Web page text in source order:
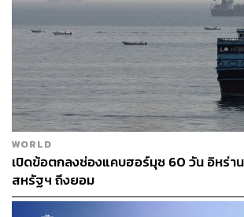
เบลเยียม 77.9%
เนเธอร์แลนด์ 65.8%
อิตาลี 58.5%
เยอรมนี 54.2%
ฝรั่งเศส 44.5%
สวิตเซอร์แลนด์ 38.2%
สหราชอาณาจักร 30.7%
สวีเดน 19.7%
สหรัฐฯ -3.7%
แคนาดา -84.5%
WORLD
เปิดข้อตกลงช่องแคบฮอร์มุซ 60 วัน อิหร่าน
สหรัฐฯ ถึงยอม